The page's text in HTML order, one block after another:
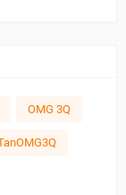
OMG 3Q